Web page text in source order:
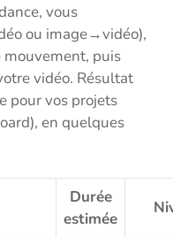
vous
ou image→vidéo),
puis
vidéo. Résultat
pour vos projets
en quelques
Durée
estimée